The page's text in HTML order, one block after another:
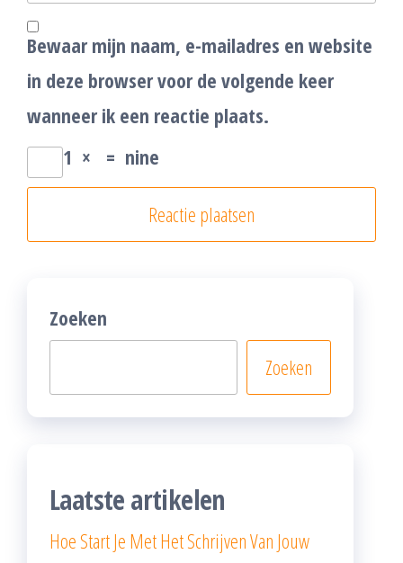
Bewaar mijn naam, e-mailadres en website
in deze browser voor de volgende keer
wanneer ik een reactie plaats.
1 × = nine
Zoeken
Zoeken
Laatste artikelen
Hoe Start Je Met Het Schrijven Van Jouw